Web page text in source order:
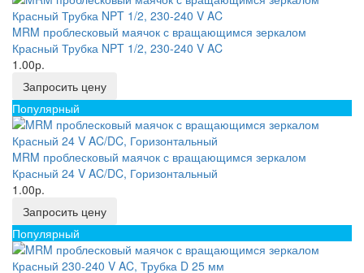
MRM проблесковый маячок с вращающимся зеркалом
Красный Трубка NPT 1/2, 230-240 V AC
1.00р.
Запросить цену
Популярный
MRM проблесковый маячок с вращающимся зеркалом
Красный 24 V AC/DC, Горизонтальный
1.00р.
Запросить цену
Популярный